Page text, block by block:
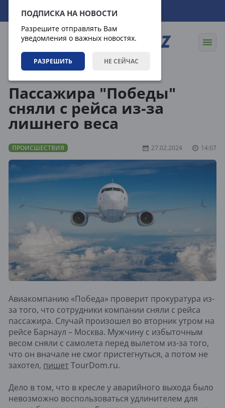
ПОДПИСКА НА НОВОСТИ
Разрешите отправлять Вам
уведомления о важных новостях.
РАЗРЕШИТЬ НЕ СЕЙЧАС
09.08.2026 20:04:52
Пассажира "Победы"
сняли с рейса из-за
лишнего веса
ПРОИСШЕСТВИЯ 27.02.2024 14:07
Авиакомпанию «Победа» проверит прокуратура из-
за того, что сотрудники компании сняли с рейса
пассажира. Случай произошел во вторник утром на
рейсе Барнаул – Москва. Мужчину с избыточным
весом сняли с самолета перед вылетом из-за того,
что он вначале не смог пристегнуться, а потом не
захотел, пишет TourDom.ru.
Дело в том, что в кресле у аварийного выхода было
невозможно воспользоваться удлинителем для